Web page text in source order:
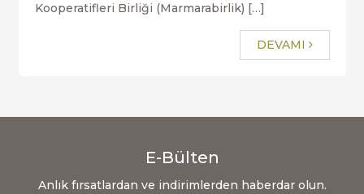
Kooperatifleri Birliği (Marmarabirlik) […]
DEVAMI
E-Bülten
Anlık fırsatlardan ve indirimlerden haberdar olun.